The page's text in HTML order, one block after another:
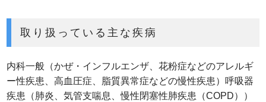
取り扱っている主な疾病
内科一般（かぜ・インフルエンザ、花粉症などのアレルギ
ー性疾患、高血圧症、脂質異常症などの慢性疾患）呼吸器
疾患（肺炎、気管支喘息、慢性閉塞性肺疾患（COPD））